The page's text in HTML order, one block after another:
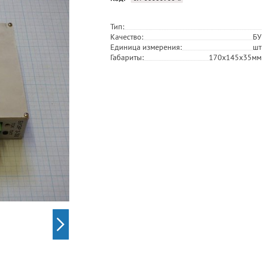
Тип:
Качество:
БУ
Единица измерения:
шт
Габариты:
170х145х35мм